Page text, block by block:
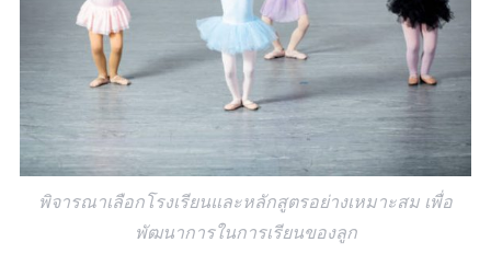
พิจารณาเลือกโรงเรียนและหลักสูตรอย่างเหมาะสม เพื่อ
พัฒนาการในการเรียนของลูก